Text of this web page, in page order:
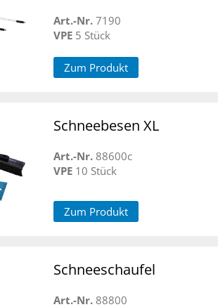
Art.-Nr.7190
VPE 5 Stück
Zum Produkt
Schneebesen XL
Art.-Nr.88600c
VPE 10 Stück
Zum Produkt
Schneeschaufel
Art.-Nr.88800